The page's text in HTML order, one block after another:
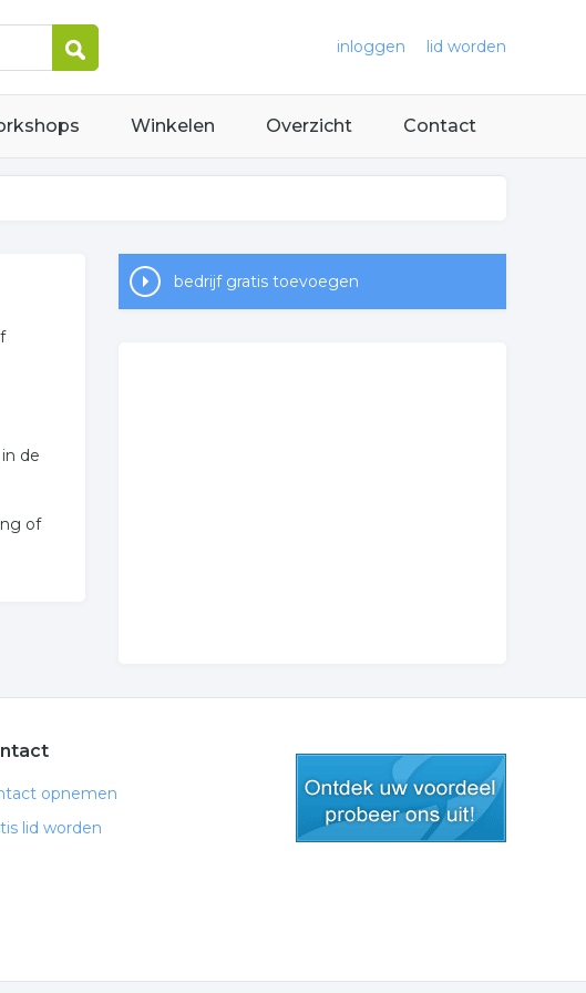
inloggen lid worden
Winkelen Overzicht Contact
de
of
bedrijf gratis toevoegen
opnemen
lid worden